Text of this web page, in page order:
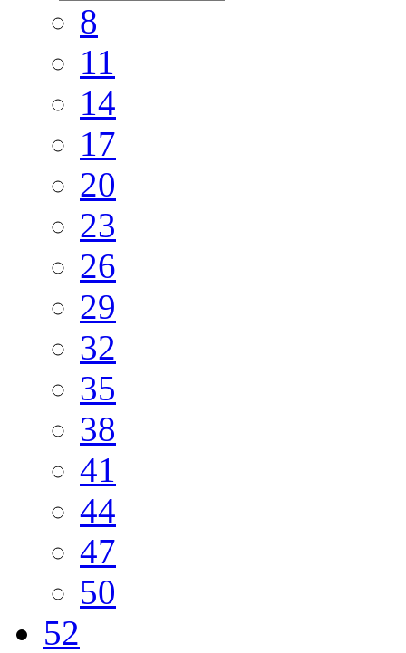
8
11
14
17
20
23
26
29
32
35
38
41
44
47
50
52